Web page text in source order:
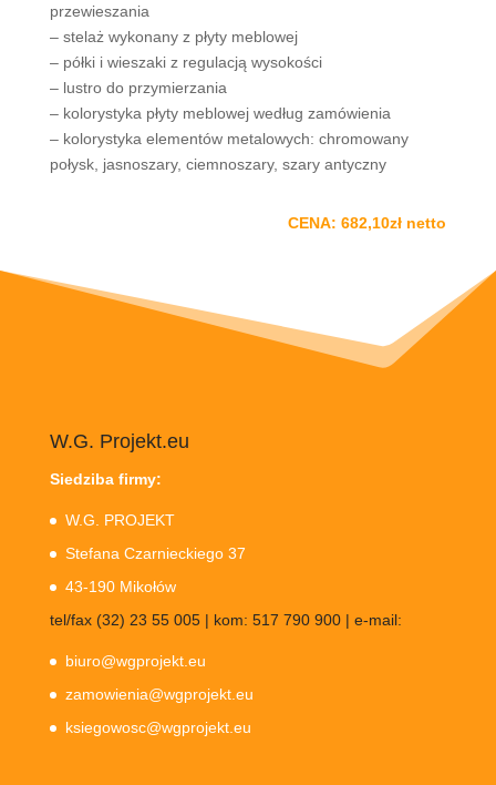
przewieszania
– stelaż wykonany z płyty meblowej
– półki i wieszaki z regulacją wysokości
– lustro do przymierzania
– kolorystyka płyty meblowej według zamówienia
– kolorystyka elementów metalowych: chromowany
połysk, jasnoszary, ciemnoszary, szary antyczny
CENA: 682,10zł netto
W.G. Projekt.eu
Siedziba firmy:
W.G. PROJEKT
Stefana Czarnieckiego 37
43-190 Mikołów
tel/fax (32) 23 55 005 | kom: 517 790 900 | e-mail:
biuro@wgprojekt.eu
zamowienia@wgprojekt.eu
ksiegowosc@wgprojekt.eu